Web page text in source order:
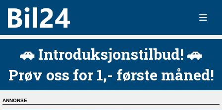
🚗 Introduksjonstilbud! 🚗
Prøv oss for 1,- første måned!